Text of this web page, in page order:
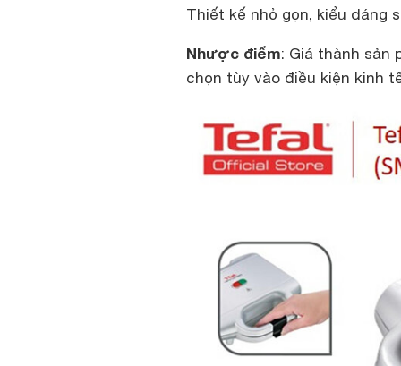
Thiết kế nhỏ gọn, kiểu dáng
Nhược điểm: Giá thành sản
chọn tùy vào điều kiện kinh